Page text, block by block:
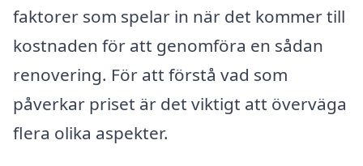
faktorer som spelar in när det kommer till
kostnaden för att genomföra en sådan
renovering. För att förstå vad som
påverkar priset är det viktigt att överväga
flera olika aspekter.